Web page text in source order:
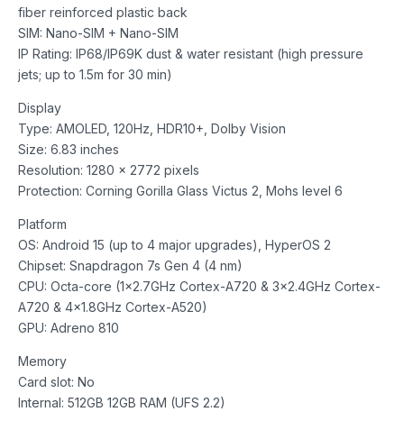
fiber reinforced plastic back
SIM: Nano-SIM + Nano-SIM
IP Rating: IP68/IP69K dust & water resistant (high pressure
jets; up to 1.5m for 30 min)
Display
Type: AMOLED, 120Hz, HDR10+, Dolby Vision
Size: 6.83 inches
Resolution: 1280 x 2772 pixels
Protection: Corning Gorilla Glass Victus 2, Mohs level 6
Platform
OS: Android 15 (up to 4 major upgrades), HyperOS 2
Chipset: Snapdragon 7s Gen 4 (4 nm)
CPU: Octa-core (1×2.7GHz Cortex-A720 & 3×2.4GHz Cortex-
A720 & 4×1.8GHz Cortex-A520)
GPU: Adreno 810
Memory
Card slot: No
Internal: 512GB 12GB RAM (UFS 2.2)